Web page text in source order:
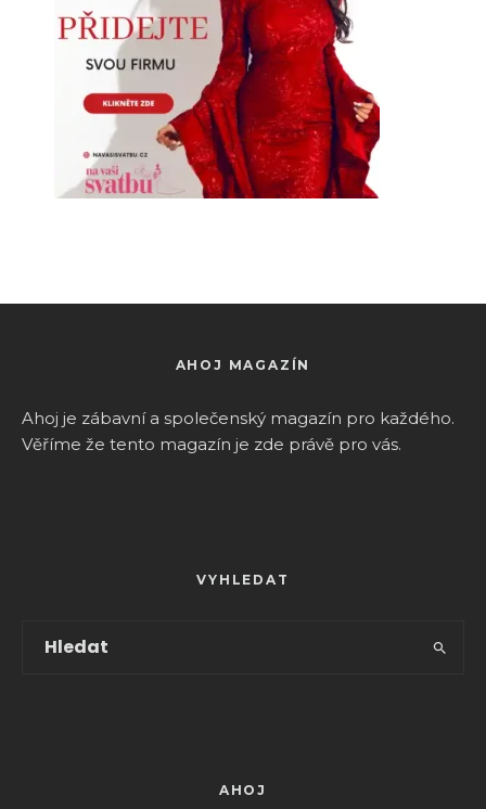
AHOJ MAGAZÍN
Ahoj je zábavní a společenský magazín pro každého.
Věříme že tento magazín je zde právě pro vás.
VYHLEDAT
AHOJ